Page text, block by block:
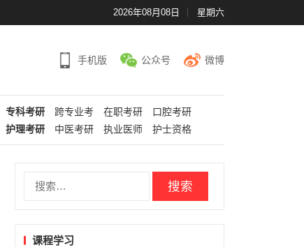
2026年08月08日 星期六
手机版 公众号 微博
专科考研 跨专业考 在职考研
口腔考研
护理考研
中医考研 执业医师 护士资格
课程学习